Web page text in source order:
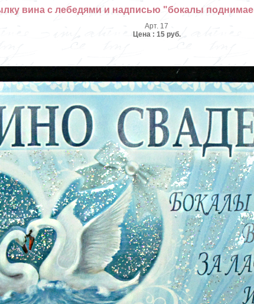
вина с лебедями и надписью "бокалы
Арт. 17
Цена : 15 руб.